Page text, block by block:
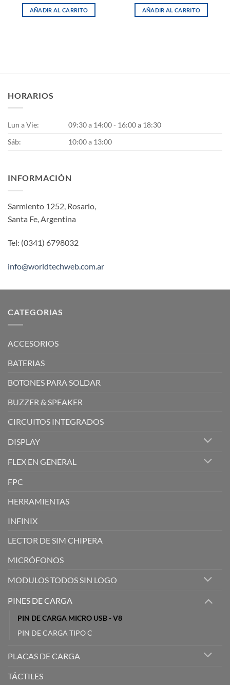
AÑADIR AL CARRITO AÑADIR AL CARRITO
HORARIOS
Lun a Vie:
09:30 a 14:00 - 16:00 a 18:30
Sáb:
10:00 a 13:00
INFORMACIÓN
Sarmiento 1252, Rosario,
Santa Fe, Argentina
Tel: (0341) 6798032
info@worldtechweb.com.ar
CATEGORIAS
ACCESORIOS
BATERIAS
BOTONES PARA SOLDAR
BUZZER & SPEAKER
CIRCUITOS INTEGRADOS
DISPLAY
FLEX EN GENERAL
FPC
HERRAMIENTAS
INFINIX
LECTOR DE SIM CHIPERA
MICRÓFONOS
MODULOS TODOS SIN LOGO
PINES DE CARGA
PIN DE CARGA MICRO USB - V8
PIN DE CARGA TIPO C
PLACAS DE CARGA
TÁCTILES